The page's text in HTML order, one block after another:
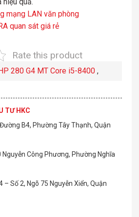
mạng LAN văn phòng
quan sát giá rẻ
Rate this product
280 G4 MT Core i5-8400 ,
TƯ HKC
B4, Phường Tây Thạnh, Quận
Nguyễn Công Phương, Phường Nghĩa
– Số 2, Ngõ 75 Nguyễn Xiển, Quận